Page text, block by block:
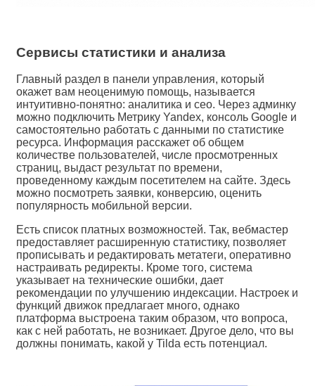
Сервисы статистики и анализа
Главный раздел в панели управления, который
окажет вам неоценимую помощь, называется
интуитивно-понятно: аналитика и сео. Через админку
можно подключить Метрику Yandex, консоль Google и
самостоятельно работать с данными по статистике
ресурса. Информация расскажет об общем
количестве пользователей, числе просмотренных
страниц, выдаст результат по времени,
проведенному каждым посетителем на сайте. Здесь
можно посмотреть заявки, конверсию, оценить
популярность мобильной версии.
Есть список платных возможностей. Так, вебмастер
предоставляет расширенную статистику, позволяет
прописывать и редактировать метатеги, оперативно
настраивать редиректы. Кроме того, система
указывает на технические ошибки, дает
рекомендации по улучшению индексации. Настроек и
функций движок предлагает много, однако
платформа выстроена таким образом, что вопроса,
как с ней работать, не возникает. Другое дело, что вы
должны понимать, какой у Tilda есть потенциал.